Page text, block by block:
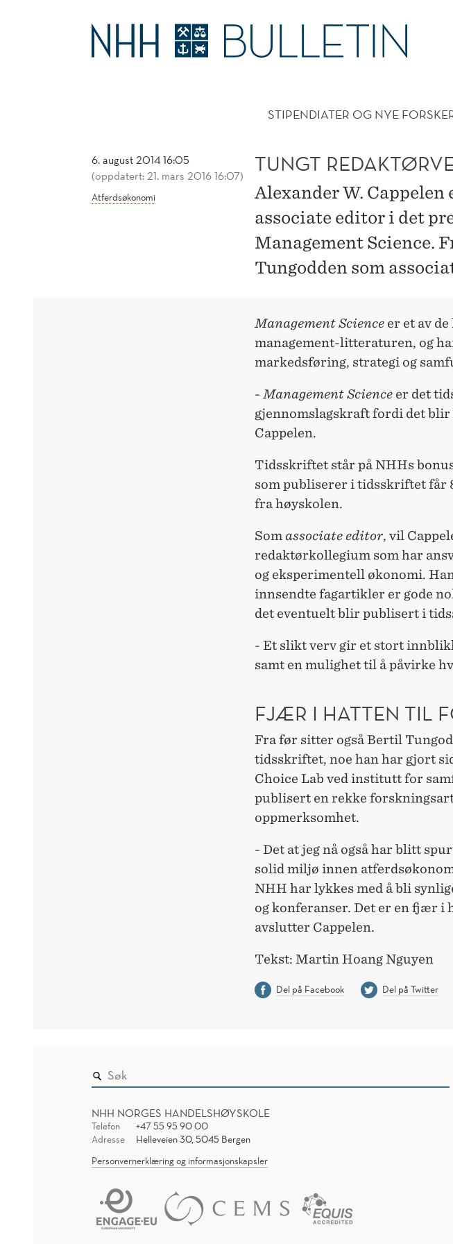
TUNGT
REDAKTØRVERV
STIPENDIATER OG NYE
6. august 2014 16:05
(oppdatert: 21. mars 2016 16:07)
Atferdsøkonomi
TUNGT
Alexander W.
associate editor i det
Management Science.
Tungodden som
Management Science er et av
management-litteraturen, og
markedsføring, strategi og
- Management Science er det
gjennomslagskraft fordi det
Cappelen.
Tidsskriftet står på NHHs
som publiserer i tidsskriftet får
fra høyskolen.
Som associate editor, vil
redaktørkollegium som har
og eksperimentell økonomi.
innsendte fagartikler er gode
det eventuelt blir publisert i
- Et slikt verv gir et stort
samt en mulighet til å påvirke
FJÆR I HATTEN TIL
Fra før sitter også Bertil
tidsskriftet, noe han har gjort
Choice Lab ved institutt for
publisert en rekke
oppmerksomhet.
- Det at jeg nå også har blitt
solid miljø innen
NHH har lykkes med å bli
og konferanser. Det er en fjær i
avslutter Cappelen.
Tekst: Martin Hoang Nguyen
Del på Facebook Del på Twitter
NHH NORGES HANDELSHØYSKOLE
Telefon
+47 55 95 90 00
Adresse
Helleveien 30, 5045 Bergen
Personvernerklæring og informasjonskapsler